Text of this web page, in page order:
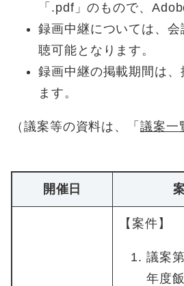
「.pdf」のもので、
録画中継については、
聴可能となります。
録画中継の掲載期間は
ます。
（議案等の資料は、「 議案一
開催日
【案件】
議案
年度